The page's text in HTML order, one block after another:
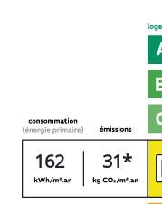
162 31*